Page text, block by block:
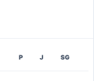
P J SG